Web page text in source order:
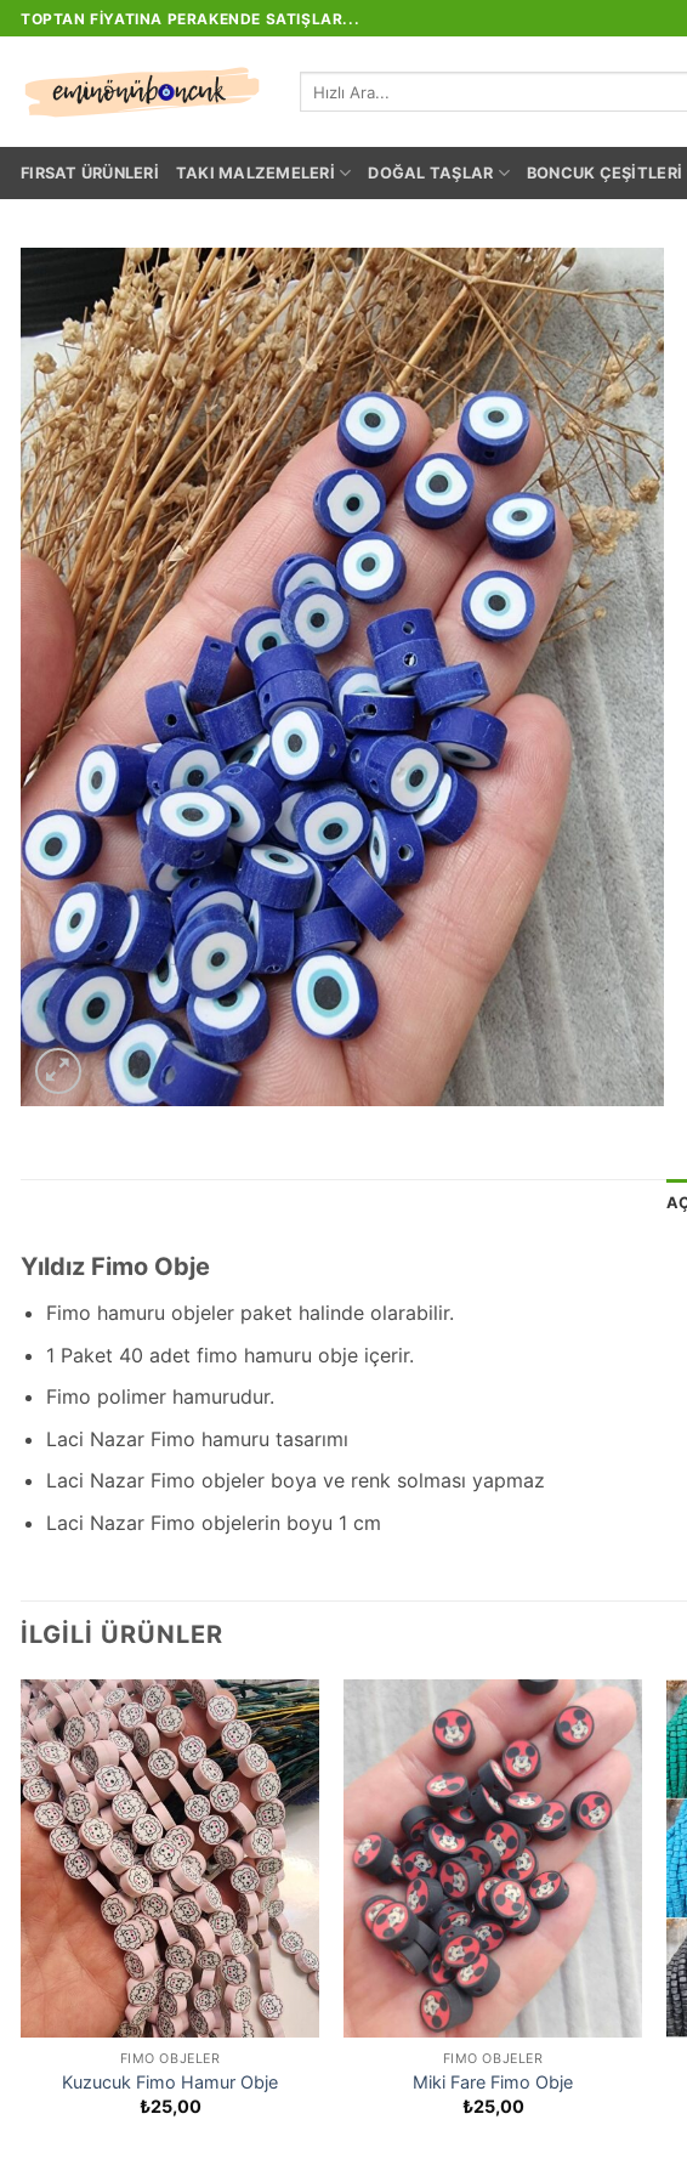
İçeriğe
atla
TOPTAN FIYATINA PERAKENDE SATIŞLAR...
FIRSAT ÜRÜNLERI TAKI MALZEMELERI DOĞAL TAŞLAR BONCUK ÇEŞITLERI
Yıldız Fimo Obje
Fimo hamuru objeler paket halinde olarabilir.
1 Paket 40 adet fimo hamuru obje içerir.
Fimo polimer hamurudur.
Laci Nazar Fimo hamuru tasarımı
Laci Nazar Fimo objeler boya ve renk solması yapmaz
Laci Nazar Fimo objelerin boyu 1 cm
İLGILI ÜRÜNLER
FIMO OBJELER
Kuzucuk Fimo Hamur Obje
₺25,00
FIMO OBJELER
Miki Fare Fimo Obje
₺25,00